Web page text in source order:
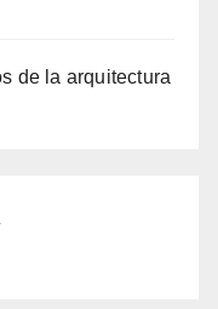
de la arquitectura